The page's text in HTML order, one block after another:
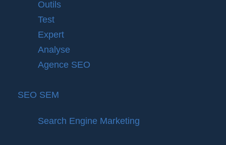
Outils
Test
Expert
Analyse
Agence SEO
SEO SEM
Search Engine Marketing